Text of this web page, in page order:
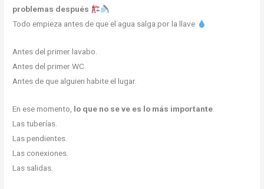
problemas después
Todo empieza antes de que el agua salga por la llave
Antes del primer lavabo.
Antes del primer WC.
Antes de que alguien habite el lugar.
En ese momento, lo que no se ve es lo más importante
Las tuberías.
Las pendientes.
Las conexiones.
Las salidas.